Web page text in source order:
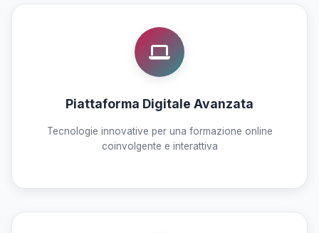
Piattaforma Digitale Avanzata
Tecnologie innovative per una formazione online
coinvolgente e interattiva